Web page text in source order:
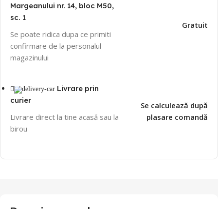
Margeanului nr. 14, bloc M50,
sc. 1
Se poate ridica dupa ce primiti
confirmare de la personalul
magazinului
Gratuit
Livrare prin
curier
Livrare direct la tine acasă sau la
birou
Se calculează după
plasare comandă